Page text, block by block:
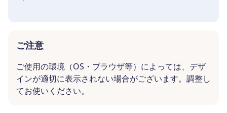
ご注意
ご使用の環境（OS・ブラウザ等）によっては、デザ
インが適切に表示されない場合がございます。調整し
てお使いください。